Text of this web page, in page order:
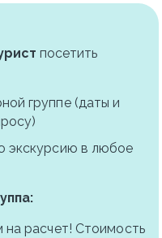
посетить
группе (даты и
экскурсию в любое
на расчет! Стоимость